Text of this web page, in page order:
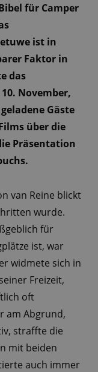
für Camper
ist in
Faktor in
das
November,
Gäste
über die
Präsentation
van Reine blickt
wurde.
für
ist, war
widmete sich in
Freizeit,
oft
am Abgrund,
straffte die
mit beiden
auch immer